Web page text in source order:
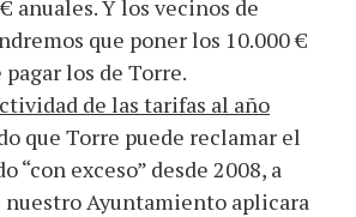
anuales. Y los vecinos de
que poner los 10.000 €
pagar los de Torre.
de las tarifas al año
que Torre puede reclamar el
“con exceso” desde 2008, a
nuestro Ayuntamiento aplicara